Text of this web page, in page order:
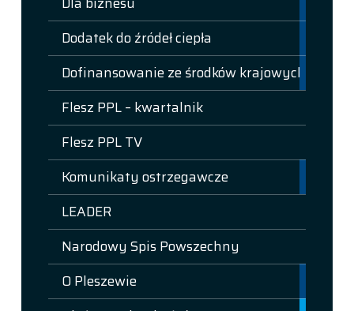
Dodatek do źródeł ciepła
Dofinansowanie ze środków krajowych
Flesz PPL – kwartalnik
Flesz PPL TV
Komunikaty ostrzegawcze
LEADER
Narodowy Spis Powszechny
O Pleszewie